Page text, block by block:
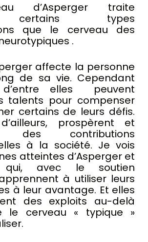
d’Asperger traite
certains types
que le cerveau des
.
affecte la personne
de sa vie. Cependant
d’entre elles peuvent
talents pour compenser
certains de leurs défis.
prospèrent et
des contributions
à la société. Je vois
atteintes d’Asperger et
qui, avec le soutien
à utiliser leurs
à leur avantage. Et elles
des exploits au-delà
le cerveau « typique »